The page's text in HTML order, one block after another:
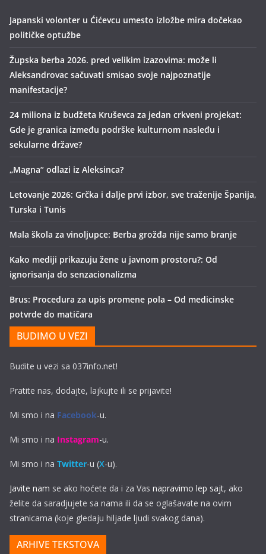
Japanski volonter u Ćićevcu umesto izložbe mira dočekao
političke optužbe
Župska berba 2026. pred velikim izazovima: može li
Aleksandrovac sačuvati smisao svoje najpoznatije
manifestacije?
24 miliona iz budžeta Kruševca za jedan crkveni projekat:
Gde je granica između podrške kulturnom nasleđu i
sekularne države?
„Magna“ odlazi iz Aleksinca?
Letovanje 2026: Grčka i dalje prvi izbor, sve traženije Španija,
Turska i Tunis
Mala škola za vinoljupce: Berba grožđa nije samo branje
Kako mediji prikazuju žene u javnom prostoru?: Od
ignorisanja do senzacionalizma
Brus: Procedura za upis promene pola – Od medicinske
potvrde do matičara
BUDIMO U VEZI
Budite u vezi sa 037info.net!
Pratite nas, dodajte, lajkujte ili se prijavite!
Mi smo i na Facebook-u.
Mi smo i na Instagram-u.
Mi smo i na Twitter-u (X-u).
Javite nam se ako hoćete da i za Vas napravimo lep sajt, ako
želite da saradjujete sa nama ili da se oglašavate na ovim
stranicama (koje gledaju hiljade ljudi svakog dana).
ARHIVE TEKSTOVA